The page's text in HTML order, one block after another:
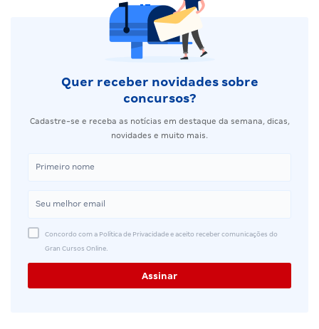
Quer receber novidades sobre
concursos?
Cadastre-se e receba as notícias em destaque da semana, dicas,
novidades e muito mais.
Concordo com a Política de Privacidade e aceito receber comunicações do
Gran Cursos Online.